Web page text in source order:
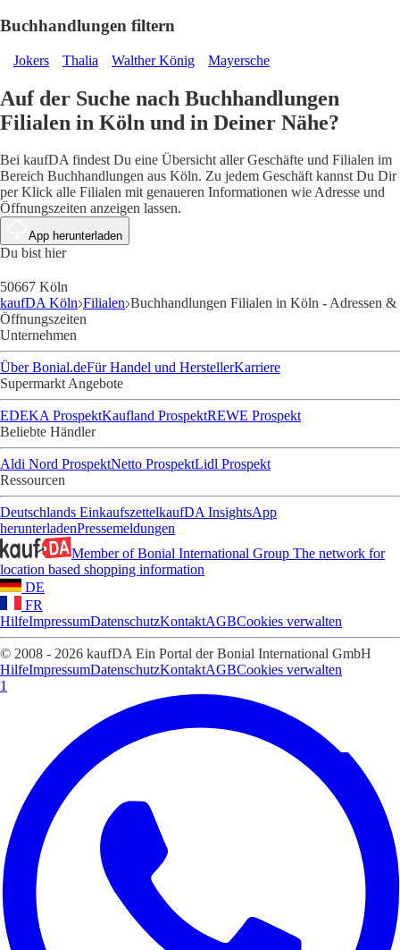
Buchhandlungen filtern
Jokers Thalia Walther König Mayersche
Auf der Suche nach Buchhandlungen
Filialen in Köln und in Deiner Nähe?
Bei kaufDA findest Du eine Übersicht aller Geschäfte und Filialen im
Bereich Buchhandlungen aus Köln. Zu jedem Geschäft kannst Du Dir
per Klick alle Filialen mit genaueren Informationen wie Adresse und
Öffnungszeiten anzeigen lassen.
App herunterladen
Du bist hier
50667 Köln
kaufDA Köln Filialen Buchhandlungen Filialen in Köln - Adressen &
Öffnungszeiten
Unternehmen
Über Bonial.deFür Handel und HerstellerKarriere
Supermarkt Angebote
EDEKA ProspektKaufland ProspektREWE Prospekt
Beliebte Händler
Aldi Nord ProspektNetto ProspektLidl Prospekt
Ressourcen
Deutschlands EinkaufszettelkaufDA InsightsApp
herunterladenPressemeldungen
Member of Bonial International Group The network for
location based shopping information
DE
FR
HilfeImpressumDatenschutzKontaktAGBCookies verwalten
© 2008 - 2026 kaufDA Ein Portal der Bonial International GmbH
HilfeImpressumDatenschutzKontaktAGBCookies verwalten
1